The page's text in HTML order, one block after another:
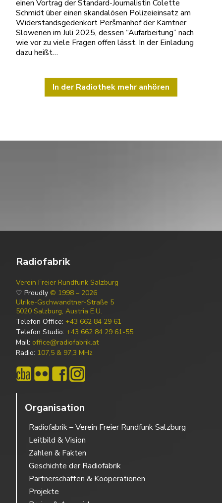
einen Vortrag der Standard-Journalistin Colette
Schmidt über einen skandalösen Polizeieinsatz am
Widerstandsgedenkort Peršmanhof der Kärntner
Slowenen im Juli 2025, dessen “Aufarbeitung” nach
wie vor zu viele Fragen offen lässt. In der Einladung
dazu heißt…
In der Radiothek mehr anhören
Radiofabrik
Verein Freier Rundfunk Salzburg
♡ Proudly © 1998 – 2026
Ulrike-Gschwandtner-Straße 5
5020 Salzburg, Austria E.U.
Telefon Office: +43 662 84 29 61
Telefon Studio: +43 662 84 29 61-55
Mail: office@radiofabrik.at
Radio: 107,5 & 97,3 MHz
Organisation
Radiofabrik – Verein Freier Rundfunk Salzburg
Leitbild & Vision
Zahlen & Fakten
Geschichte der Radiofabrik
Partnerschaften & Kooperationen
Projekte